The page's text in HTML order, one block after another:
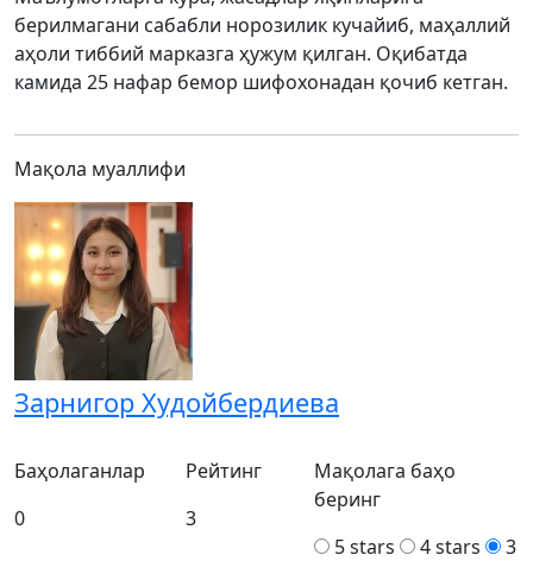
берилмагани сабабли норозилик кучайиб, маҳаллий
аҳоли тиббий марказга ҳужум қилган. Оқибатда
камида 25 нафар бемор шифохонадан қочиб кетган.
Мақола муаллифи
Зарнигор Худойбердиева
Баҳолаганлар
0
Рейтинг
3
Мақолага баҳо
беринг
5 stars
4 stars
3